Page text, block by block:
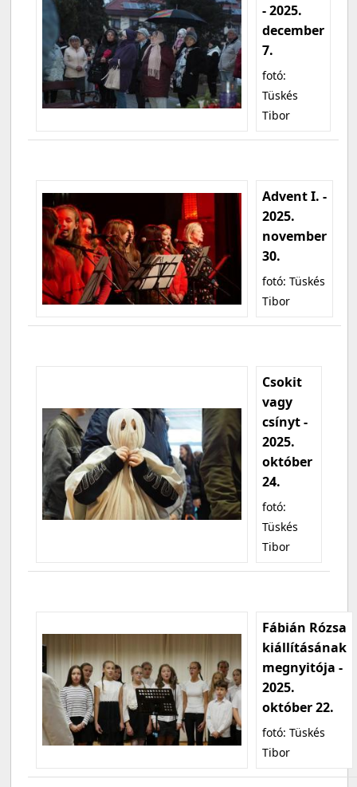
- 2025.
december
7.
fotó:
Tüskés
Tibor
Advent I. -
2025.
november
30.
fotó: Tüskés
Tibor
Csokit
vagy
csínyt -
2025.
október
24.
fotó:
Tüskés
Tibor
Fábián Rózsa
kiállításának
megnyitója -
2025.
október 22.
fotó: Tüskés
Tibor